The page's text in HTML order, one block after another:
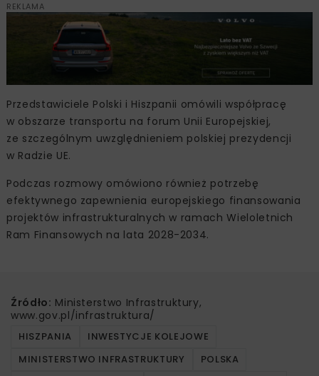
REKLAMA
Przedstawiciele Polski i Hiszpanii omówili współpracę
w obszarze transportu na forum Unii Europejskiej,
ze szczególnym uwzględnieniem polskiej prezydencji
w Radzie UE.
Podczas rozmowy omówiono również potrzebę
efektywnego zapewnienia europejskiego finansowania
projektów infrastrukturalnych w ramach Wieloletnich
Ram Finansowych na lata 2028-2034.
Źródło: Ministerstwo Infrastruktury,
www.gov.pl/infrastruktura/
HISZPANIA
INWESTYCJE KOLEJOWE
MINISTERSTWO INFRASTRUKTURY
POLSKA